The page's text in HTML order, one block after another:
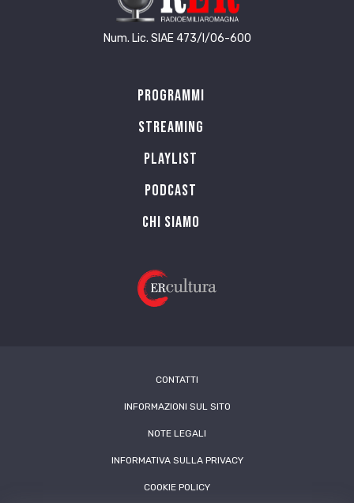
Num. Lic. SIAE 473/I/06-600
Programmi
Streaming
Playlist
PODCAST
Chi siamo
CONTATTI
INFORMAZIONI SUL SITO
NOTE LEGALI
INFORMATIVA SULLA PRIVACY
COOKIE POLICY